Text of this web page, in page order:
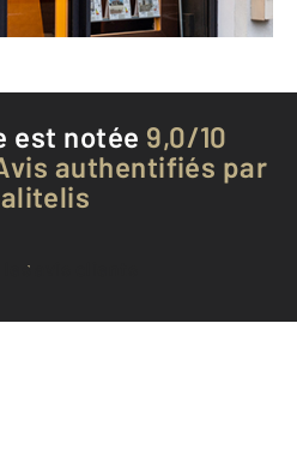
à l'agence
est notée 9,0/10
authentifiés par
les avis clients